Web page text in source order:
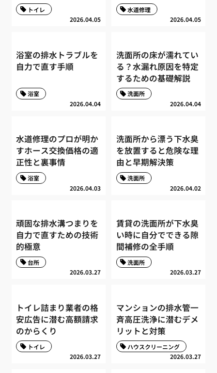
2026.04.05
トイレ
2026.04.05
水道修理
浴室の排水トラブルを
自力で直す手順
2026.04.04
浴室
洗面所の床が濡れてい
る？水漏れ原因を特定
するための基礎解説
2026.04.04
洗面所
水道修理のプロが明か
すホース交換価格の適
正性と裏事情
2026.04.03
浴室
洗面所から漂う下水臭
を放置すると危険な理
由と早期解決策
2026.04.02
洗面所
頑固な排水溝つまりを
自力で直すための技術
的極意
2026.03.27
台所
賃貸の洗面所が下水臭
い時に自分でできる隙
間補修の全手順
2026.03.27
洗面所
トイレ詰まり業者の格
安広告に潜む高額請求
のからくり
2026.03.27
トイレ
マンションの排水管一
斉高圧洗浄に潜むデメ
リットと対策
2026.03.27
ハウスクリーニング